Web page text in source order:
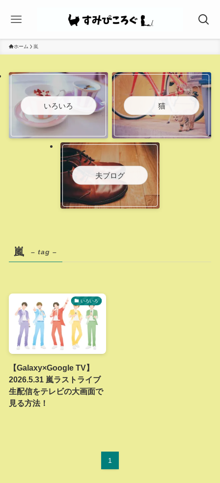
ホーム 嵐
いろいろ 猫
夫ブログ
嵐 – tag –
いろいろ
【Galaxy×Google TV】
2026.5.31 嵐ラストライブ
生配信をテレビの大画面で
見る方法！
1